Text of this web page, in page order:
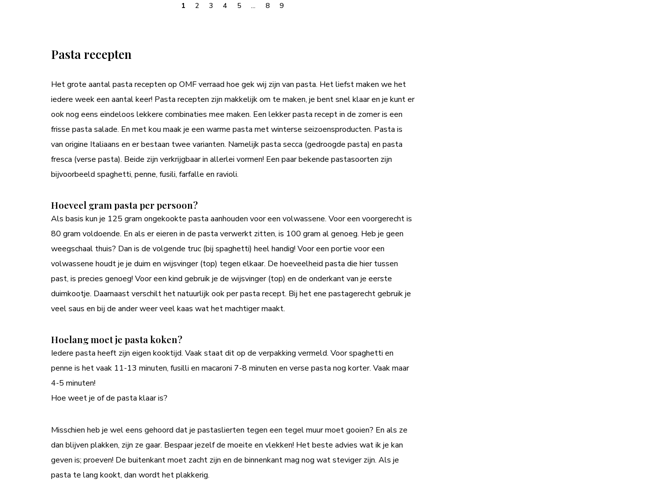
1 2 3 4 5 … 8 9
Pasta recepten
Het grote aantal pasta recepten op OMF verraad hoe gek wij zijn van pasta. Het liefst maken we het
iedere week een aantal keer! Pasta recepten zijn makkelijk om te maken, je bent snel klaar en je kunt er
ook nog eens eindeloos lekkere combinaties mee maken. Een lekker pasta recept in de zomer is een
frisse pasta salade. En met kou maak je een warme pasta met winterse seizoensproducten. Pasta is
van origine Italiaans en er bestaan twee varianten. Namelijk pasta secca (gedroogde pasta) en pasta
fresca (verse pasta). Beide zijn verkrijgbaar in allerlei vormen! Een paar bekende pastasoorten zijn
bijvoorbeeld spaghetti, penne, fusili, farfalle en ravioli.
Hoeveel gram pasta per persoon?
Als basis kun je 125 gram ongekookte pasta aanhouden voor een volwassene. Voor een voorgerecht is
80 gram voldoende. En als er eieren in de pasta verwerkt zitten, is 100 gram al genoeg. Heb je geen
weegschaal thuis? Dan is de volgende truc (bij spaghetti) heel handig! Voor een portie voor een
volwassene houdt je je duim en wijsvinger (top) tegen elkaar. De hoeveelheid pasta die hier tussen
past, is precies genoeg! Voor een kind gebruik je de wijsvinger (top) en de onderkant van je eerste
duimkootje. Daarnaast verschilt het natuurlijk ook per pasta recept. Bij het ene pastagerecht gebruik je
veel saus en bij de ander weer veel kaas wat het machtiger maakt.
Hoelang moet je pasta koken?
Iedere pasta heeft zijn eigen kooktijd. Vaak staat dit op de verpakking vermeld. Voor spaghetti en
penne is het vaak 11-13 minuten, fusilli en macaroni 7-8 minuten en verse pasta nog korter. Vaak maar
4-5 minuten!
Hoe weet je of de pasta klaar is?
Misschien heb je wel eens gehoord dat je pastaslierten tegen een tegel muur moet gooien? En als ze
dan blijven plakken, zijn ze gaar. Bespaar jezelf de moeite en vlekken! Het beste advies wat ik je kan
geven is; proeven! De buitenkant moet zacht zijn en de binnenkant mag nog wat steviger zijn. Als je
pasta te lang kookt, dan wordt het plakkerig.